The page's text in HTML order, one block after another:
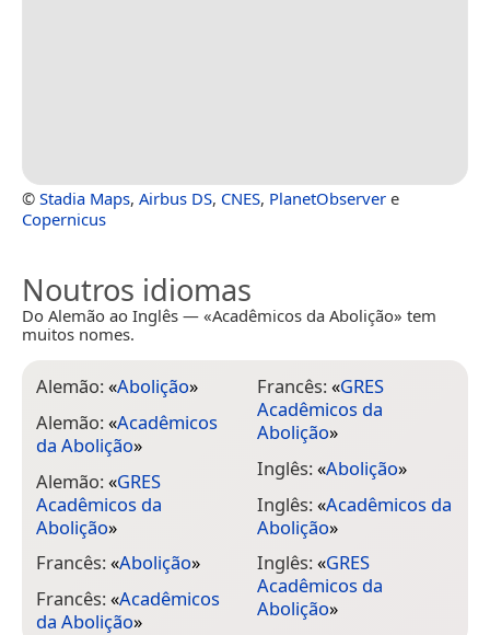
© Stadia Maps, Airbus DS, CNES, PlanetObserver e
Copernicus
Noutros idiomas
Do Alemão ao Inglês — «Acadêmicos da Abolição» tem
muitos nomes.
Alemão:«Abolição»
Alemão:«Acadêmicos
da Abolição»
Alemão:«GRES
Acadêmicos da
Abolição»
Francês:«Abolição»
Francês:«Acadêmicos
da Abolição»
Francês:«GRES
Acadêmicos da
Abolição»
Inglês:«Abolição»
Inglês:«Acadêmicos da
Abolição»
Inglês:«GRES
Acadêmicos da
Abolição»